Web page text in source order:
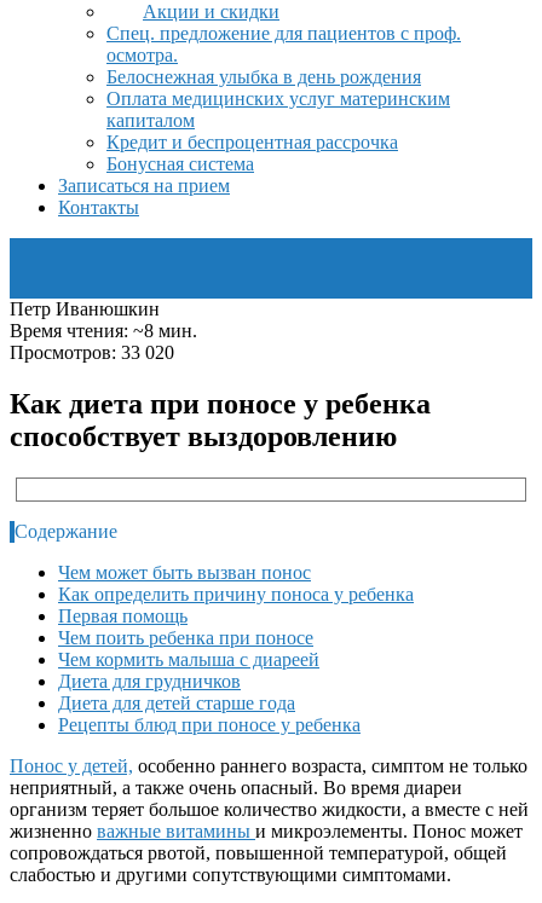
Акции и скидки
Спец. предложение для пациентов с проф.
осмотра.
Белоснежная улыбка в день рождения
Оплата медицинских услуг материнским
капиталом
Кредит и беспроцентная рассрочка
Бонусная система
Записаться на прием
Контакты
Петр Иванюшкин
Время чтения: ~8 мин.
Просмотров: 33 020
Как диета при поносе у ребенка
способствует выздоровлению
Содержание
Чем может быть вызван понос
Как определить причину поноса у ребенка
Первая помощь
Чем поить ребенка при поносе
Чем кормить малыша с диареей
Диета для грудничков
Диета для детей старше года
Рецепты блюд при поносе у ребенка
Понос у детей, особенно раннего возраста, симптом не только
неприятный, а также очень опасный. Во время диареи
организм теряет большое количество жидкости, а вместе с ней
жизненно важные витамины и микроэлементы. Понос может
сопровождаться рвотой, повышенной температурой, общей
слабостью и другими сопутствующими симптомами.